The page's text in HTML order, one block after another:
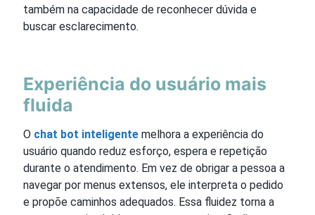
também na capacidade de reconhecer dúvida e
buscar esclarecimento.
Experiência do usuário mais
fluida
O chat bot inteligente melhora a experiência do
usuário quando reduz esforço, espera e repetição
durante o atendimento. Em vez de obrigar a pessoa a
navegar por menus extensos, ele interpreta o pedido
e propõe caminhos adequados. Essa fluidez torna a